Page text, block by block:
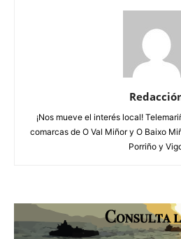
¡Nos mueve el interés local!
comarcas de O Val Miñor y O Baixo
Porriño y